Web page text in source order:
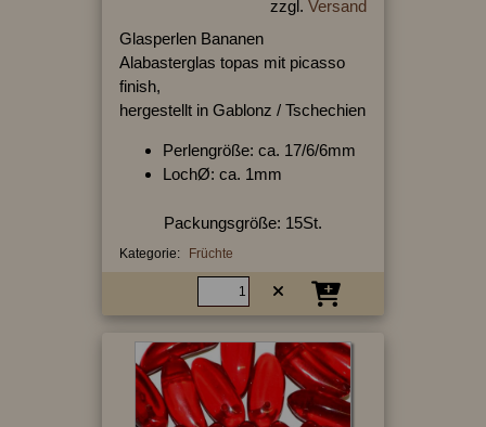
zzgl. Versand
Glasperlen Bananen
Alabasterglas topas mit picasso
finish,
hergestellt in Gablonz / Tschechien
Perlengröße: ca. 17/6/6mm
LochØ: ca. 1mm
Packungsgröße: 15St.
Kategorie: Früchte